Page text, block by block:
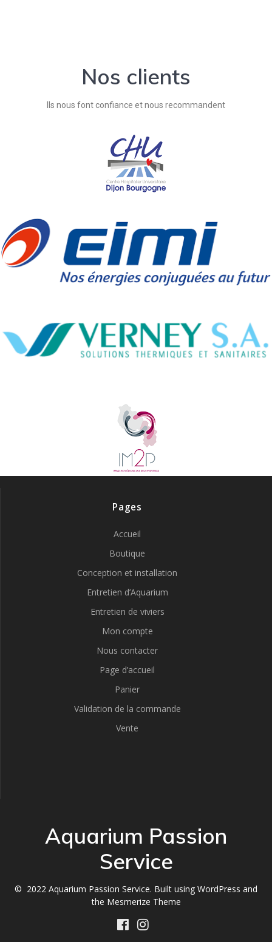
Nos clients
Ils nous font confiance et nous recommandent
Pages
Accueil
Boutique
Conception et installation
Entretien d’Aquarium
Entretien de viviers
Mon compte
Nous contacter
Page d’accueil
Panier
Validation de la commande
Vente
Aquarium Passion
Service
© 2022 Aquarium Passion Service. Built using WordPress and
the Mesmerize Theme